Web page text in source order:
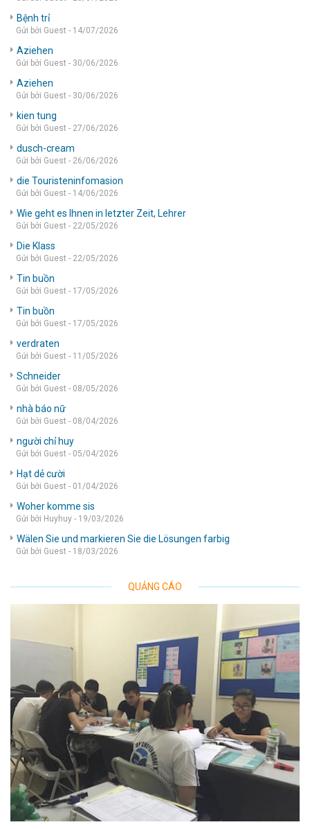
Bệnh trỉ
Gửi bởi Guest - 14/07/2026
Aziehen
Gửi bởi Guest - 30/06/2026
Aziehen
Gửi bởi Guest - 30/06/2026
kien tung
Gửi bởi Guest - 27/06/2026
dusch-cream
Gửi bởi Guest - 26/06/2026
die Touristeninfomasion
Gửi bởi Guest - 14/06/2026
Wie geht es Ihnen in letzter Zeit, Lehrer
Gửi bởi Guest - 22/05/2026
Die Klass
Gửi bởi Guest - 22/05/2026
Tin buồn
Gửi bởi Guest - 17/05/2026
Tin buồn
Gửi bởi Guest - 17/05/2026
verdraten
Gửi bởi Guest - 11/05/2026
Schneider
Gửi bởi Guest - 08/05/2026
nhà báo nữ
Gửi bởi Guest - 08/04/2026
người chỉ huy
Gửi bởi Guest - 05/04/2026
Hạt dẻ cười
Gửi bởi Guest - 01/04/2026
Woher komme sis
Gửi bởi Huyhuy - 19/03/2026
Wälen Sie und markieren Sie die Lösungen farbig
Gửi bởi Guest - 18/03/2026
QUẢNG CÁO